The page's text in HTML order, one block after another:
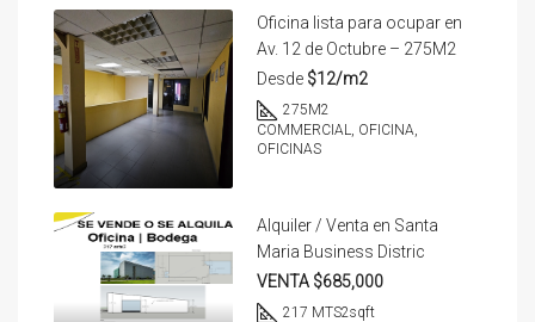
Oficina lista para ocupar en
Av. 12 de Octubre – 275M2
Desde $12/m2
275M2
COMMERCIAL, OFICINA,
OFICINAS
Alquiler / Venta en Santa
Maria Business Distric
VENTA $685,000
217 MTS2sqft